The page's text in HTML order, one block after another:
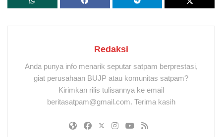
Redaksi
Anda punya info menarik seputar satpam berprestasi,
giat perusahaan BUJP atau komunitas satpam?
Kirimkan rilis tulisannya ke email
beritasatpam@gmail.com. Terima kasih